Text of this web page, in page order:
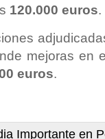
120.000 euros.
mejoras en
euros.
Importante en